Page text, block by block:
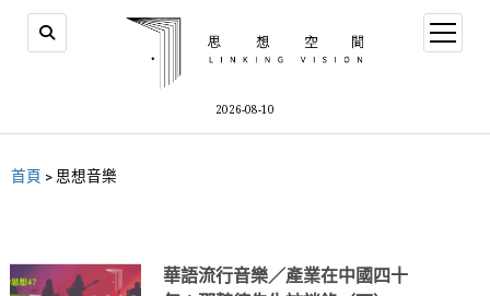
2026-08-10
首頁 > 思想音樂
華語流行音樂／產業在中國四十